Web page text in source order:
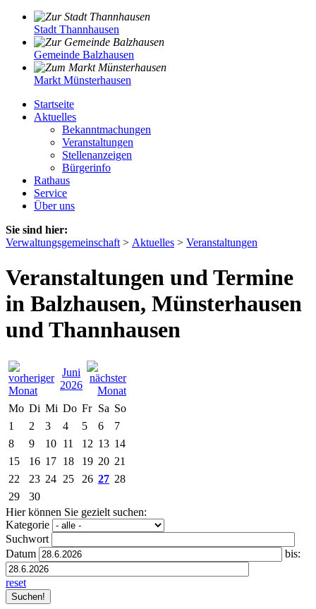
Stadt Thannhausen
Gemeinde Balzhausen
Markt Münsterhausen
Startseite
Aktuelles
Bekanntmachungen
Veranstaltungen
Stellenanzeigen
Bürgerinfo
Rathaus
Service
Über uns
Sie sind hier:
Verwaltungsgemeinschaft > Aktuelles > Veranstaltungen
Veranstaltungen und Termine
in Balzhausen, Münsterhausen
und Thannhausen
Juni
2026
Mo Di Mi Do Fr Sa So
1
2 3 4 5 6
7
8
9 10 11 12 13 14
15
16 17 18 19 20 21
22
23 24 25 26 27 28
29
30
Hier können Sie gezielt suchen:
Kategorie
Suchwort
Datum
bis:
reset